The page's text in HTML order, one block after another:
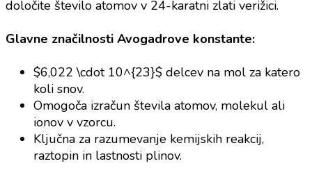
določite število atomov v 24-karatni zlati verižici.
Glavne značilnosti Avogadrove konstante:
$6,022 \cdot 10^{23}$ delcev na mol za katero
koli snov.
Omogoča izračun števila atomov, molekul ali
ionov v vzorcu.
Ključna za razumevanje kemijskih reakcij,
raztopin in lastnosti plinov.